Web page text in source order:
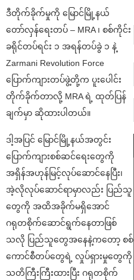
ဒီတိုက်ခိုက်မှုကို မြောင်မြို့နယ်
တော်လှန်ရေးတပ် – MRA ၊ စစ်ကိုင်း
ခရိုင်တပ်ရင်း ၁ အရန်တပ်ခွဲ ၁ နဲ့
Zarmani Revolution Force
ပြောက်ကျားတပ်ဖွဲ့တို့က ပူးပေါင်း
တိုက်ခိုက်တာလို့ MRA ရဲ့ ထုတ်ပြန်
ချက်မှာ ဆိုထားပါတယ်။
ဒါ့အပြင် မြောင်မြို့နယ်အတွင်း
ပြောက်ကျားစစ်ဆင်ရေးတွေကို
အရှိန်အဟုန်မြင့်လုပ်ဆောင်နေပြီး၊
အဲ့လိုလုပ်ဆောင်ရာမှာလည်း ပြည်သူ
တွေကို အထိအခိုက်မရှိအောင်
ဂရုတစိုက်ဆောင်ရွက်နေတာဖြစ်
သလို ပြည်သူတွေအနေနဲ့ကတော့ စစ်
ကောင်စီတပ်တွေရဲ့ လှုပ်ရှားမှုတွေကို
သတိကြီးကြီးထားပြီး ဂရုတစိုက်